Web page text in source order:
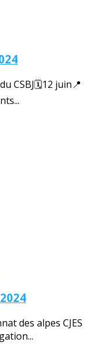
CSBJ🗓️12 juin📍
des alpes CJES